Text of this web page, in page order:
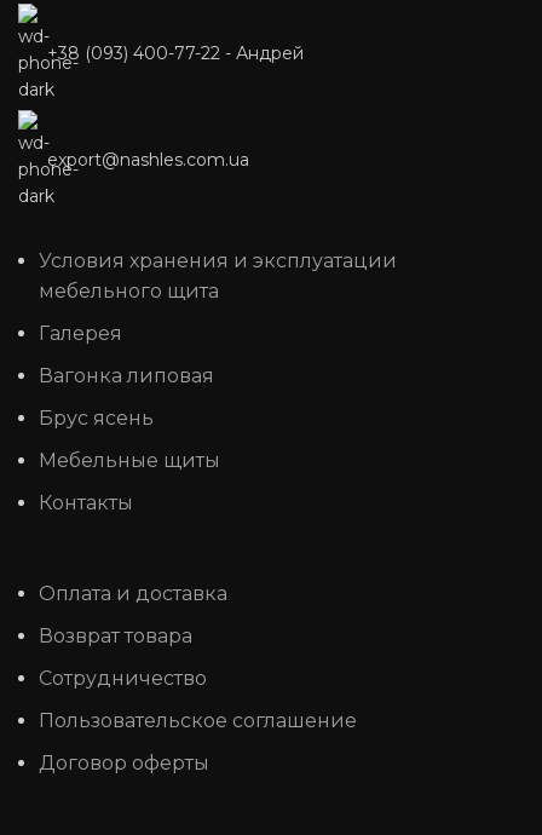
+38 (093) 400-77-22 - Андрей
export@nashles.com.ua
Условия хранения и эксплуатации
мебельного щита
Галерея
Вагонка липовая
Брус ясень
Мебельные щиты
Контакты
Оплата и доставка
Возврат товара
Сотрудничество
Пользовательское соглашение
Договор оферты